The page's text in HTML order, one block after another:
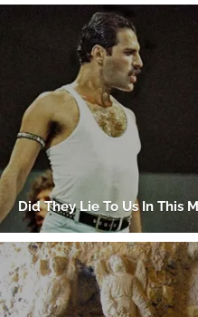
Gracias por